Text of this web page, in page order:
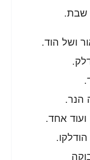
שבת.
ושל הוד.
הנר.
ועוד אחד.